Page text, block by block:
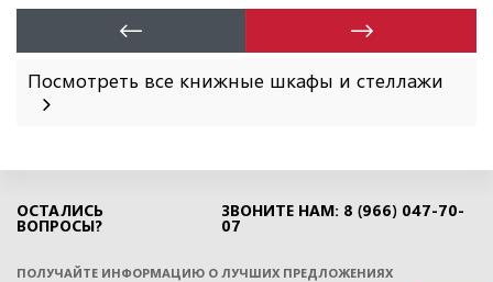
Посмотреть все книжные шкафы и стеллажи
ОСТАЛИСЬ
ВОПРОСЫ?
ЗВОНИТЕ НАМ: 8 (966) 047-70-
07
ПОЛУЧАЙТЕ ИНФОРМАЦИЮ О ЛУЧШИХ ПРЕДЛОЖЕНИЯХ